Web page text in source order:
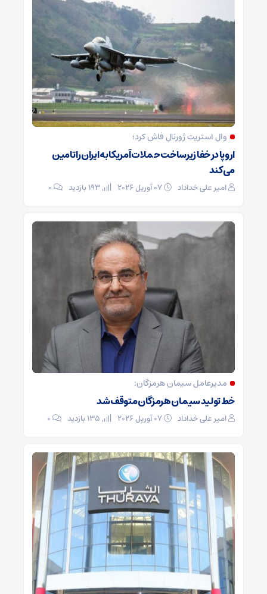
وال‌ استریت‌ ژورنال فاش کرد؛
اروپا در خفا زیرساخت حملات آمریکا به ایران را تامین
می‌کند
امیر علی خداداد 0
مدیرعامل سیمان هرمزگان:
خط تولید سیمان هرمزگان متوقف شد
امیر علی خداداد 0